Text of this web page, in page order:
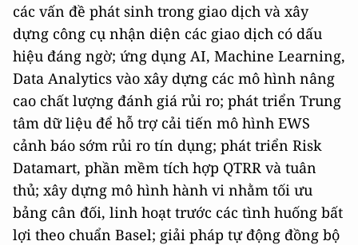
các vấn đề phát sinh trong giao dịch và xây
dựng công cụ nhận diện các giao dịch có dấu
hiệu đáng ngờ; ứng dụng AI, Machine Learning,
Data Analytics vào xây dựng các mô hình nâng
cao chất lượng đánh giá rủi ro; phát triển Trung
tâm dữ liệu để hỗ trợ cải tiến mô hình EWS
cảnh báo sớm rủi ro tín dụng; phát triển Risk
Datamart, phần mềm tích hợp QTRR và tuân
thủ; xây dựng mô hình hành vi nhằm tối ưu
bảng cân đối, linh hoạt trước các tình huống bất
lợi theo chuẩn Basel; giải pháp tự động đồng bộ